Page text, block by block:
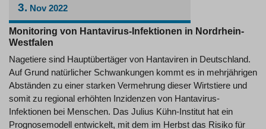
3. Nov 2022
Monitoring von Hantavirus-Infektionen in Nordrhein-
Westfalen
Nagetiere sind Hauptübertäger von Hantaviren in Deutschland.
Auf Grund natürlicher Schwankungen kommt es in mehrjährigen
Abständen zu einer starken Vermehrung dieser Wirtstiere und
somit zu regional erhöhten Inzidenzen von Hantavirus-
Infektionen bei Menschen. Das Julius Kühn-Institut hat ein
Prognosemodell entwickelt, mit dem im Herbst das Risiko für